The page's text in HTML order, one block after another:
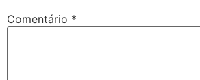
Comentário *